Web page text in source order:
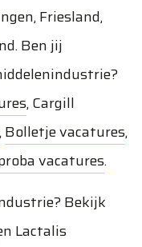
Friesland,
Ben jij
,Cargill
,Bolletje vacatures,
vacatures.
Bekijk
Lactalis